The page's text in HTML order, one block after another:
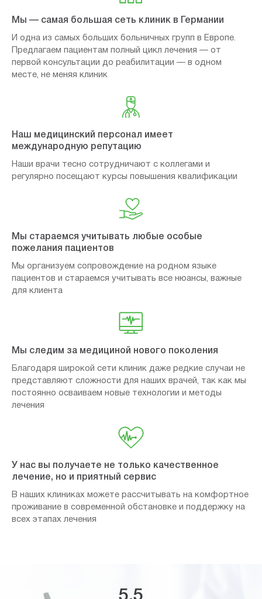
Мы — самая большая сеть клиник в Германии
И одна из самых больших больничных групп в Европе.
Предлагаем пациентам полный цикл лечения — от
первой консультации до реабилитации — в одном
месте, не меняя клиник
Наш медицинский персонал имеет
международную репутацию
Наши врачи тесно сотрудничают с коллегами и
регулярно посещают курсы повышения квалификации
Мы стараемся учитывать любые особые
пожелания пациентов
Мы организуем сопровождение на родном языке
пациентов и стараемся учитывать все нюансы, важные
для клиента
Мы следим за медициной нового поколения
Благодаря широкой сети клиник даже редкие случаи не
представляют сложности для наших врачей, так как мы
постоянно осваиваем новые технологии и методы
лечения
У нас вы получаете не только качественное
лечение, но и приятный сервис
В наших клиниках можете рассчитывать на комфортное
проживание в современной обстановке и поддержку на
всех этапах лечения